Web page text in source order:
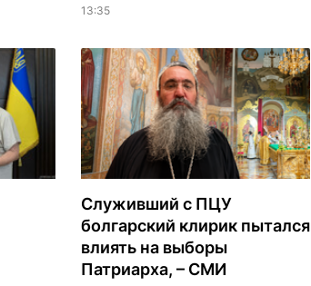
13:35
Служивший с ПЦУ
болгарский клирик пытался
влиять на выборы
Патриарха, – СМИ